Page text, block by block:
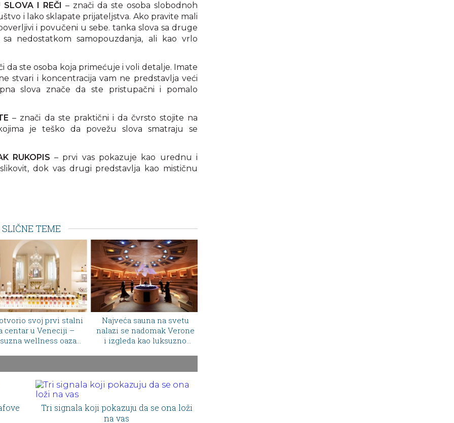
I REČI
– znači da ste osoba slobodnoh
i lako sklapate prijateljstva. Ako pravite mali
i povučeni u sebe. tanka slova sa druge
nedostatkom samopouzdanja, ali kao vrlo
da ste osoba koja primećuje i voli detalje. Imate
stvari i koncentracija vam ne predstavlja veći
slova znače da ste pristupačni i pomalo
– znači da ste praktični i da čvrsto stojite na
je teško da povežu slova smatraju se
RUKOPIS – prvi vas pokazuje kao urednu i
dok vas drugi predstavlja kao mističnu
SLIČNE TEME
sauna na svetu
se nadomak Verone
kao luksuzno
Swarovski otvorio
najglamurozniji kafić u
Milanu: kristali, moda i
Tri signala koji pokazuju da se ona loži
na vas